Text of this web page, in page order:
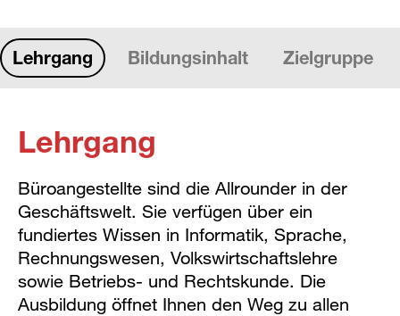
Lehrgang Bildungsinhalt Zielgruppe
Lehrgang
Büroangestellte sind die Allrounder in der
Geschäftswelt. Sie verfügen über ein
fundiertes Wissen in Informatik, Sprache,
Rechnungswesen, Volkswirtschaftslehre
sowie Betriebs- und Rechtskunde. Die
Ausbildung öffnet Ihnen den Weg zu allen